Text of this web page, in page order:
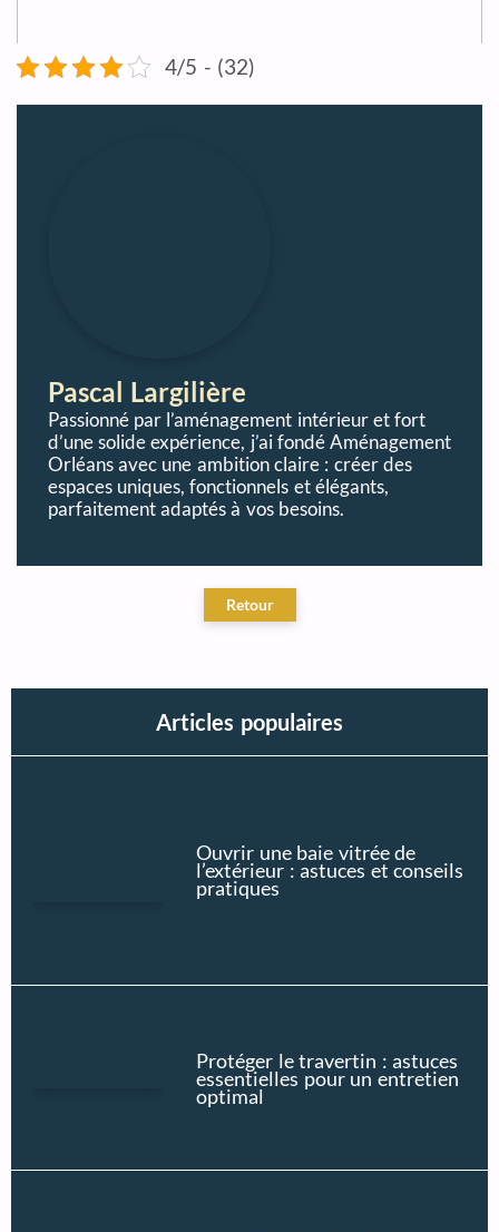
4/5 - (32)
Pascal Largilière
Passionné par l’aménagement intérieur et fort
d’une solide expérience, j’ai fondé Aménagement
Orléans avec une ambition claire : créer des
espaces uniques, fonctionnels et élégants,
parfaitement adaptés à vos besoins.
Articles populaires
Ouvrir une baie vitrée de
l’extérieur : astuces et conseils
pratiques
Protéger le travertin : astuces
essentielles pour un entretien
optimal